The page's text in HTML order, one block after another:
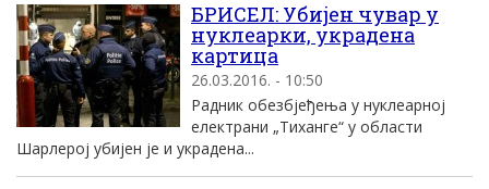
БРИСЕЛ: Убијен чувар у
нуклеарки, украдена
картица
26.03.2016. - 10:50
Радник обезбјеђења у нуклеарној
електрани „Тиханге“ у области
Шарлерој убијен је и украдена...